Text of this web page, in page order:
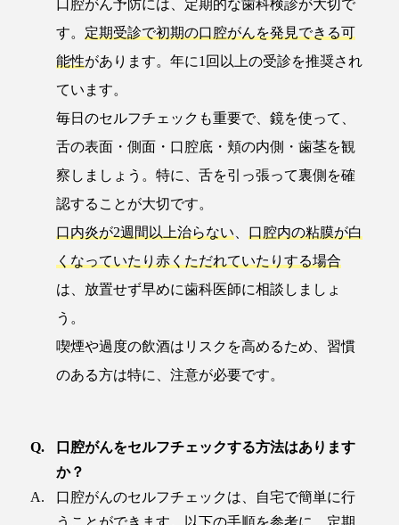
口腔がん予防には、定期的な歯科検診が大切で
す。 定期受診で初期の口腔がんを発見できる可
能性があります。年に1回以上の受診を推奨され
ています。
毎日のセルフチェックも重要で、鏡を使って、
舌の表面・側面・口腔底・頬の内側・歯茎を観
察しましょう。特に、舌を引っ張って裏側を確
認することが大切です。
口内炎が2週間以上治らない
口腔内の粘膜が白
くなっていたり赤くただれていたりする場合
は、放置せず早めに歯科医師に相談しましょ
う。
喫煙や過度の飲酒はリスクを高めるため、習慣
のある方は特に、注意が必要です。
口腔がんをセルフチェックする方法はあります
か？
口腔がんのセルフチェックは、自宅で簡単に行